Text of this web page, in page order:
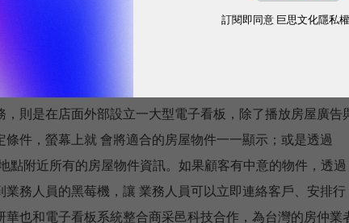
置了觸控式電子看板，並和美國網球公開賽合作，除了在
Lauren的運動服飾資訊之外，商店未營業時顧客也可
再由店家宅配到府。
則是在店面外部設立一大型電子看板，除了播放房屋廣告
件，螢幕上就 會將適合的房屋物件一一顯示；或是透過
附近所有的房屋物件資訊。如果顧客有中意的物件，透過
務人員的黑莓機，讓 業務人員可以立即連絡客戶、安排行
也和電子看板系統整合商采邑科技合作，為台灣的房仲業
訂閱即同意 巨思文化隱私